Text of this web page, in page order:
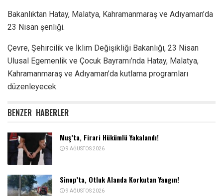
Bakanlıktan Hatay, Malatya, Kahramanmaraş ve Adıyaman’da
23 Nisan şenliği.
Çevre, Şehircilik ve İklim Değişikliği Bakanlığı, 23 Nisan
Ulusal Egemenlik ve Çocuk Bayramı’nda Hatay, Malatya,
Kahramanmaraş ve Adıyaman’da kutlama programları
düzenleyecek.
BENZER HABERLER
Muş’ta, Firari Hükümlü Yakalandı!
9 AĞUSTOS 2026
Sinop’ta, Otluk Alanda Korkutan Yangın!
9 AĞUSTOS 2026